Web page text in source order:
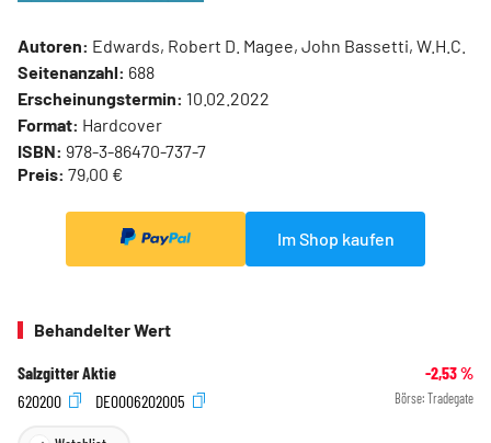
Autoren: Edwards, Robert D. Magee, John Bassetti, W.H.C.
Seitenanzahl: 688
Erscheinungstermin: 10.02.2022
Format: Hardcover
ISBN: 978-3-86470-737-7
Preis: 79,00 €
Im Shop kaufen
Behandelter Wert
Salzgitter Aktie -2,53%
620200
DE0006202005 Börse: Tradegate